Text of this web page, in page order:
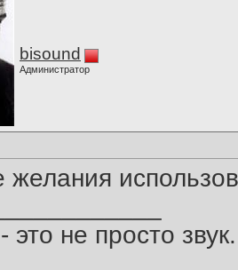
bisound
Администратор
желания
это не просто